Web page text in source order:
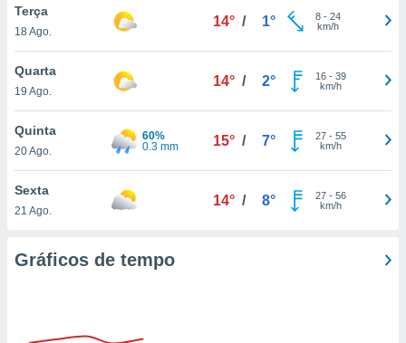
Terça
18 Ago.
14° / 1° 8- 24
km/h
Quarta
19 Ago.
14° / 2° 16- 39
km/h
Quinta
20 Ago.
60%
0.3 mm
15° / 7° 27- 55
km/h
Sexta
21 Ago.
14° / 8° 27- 56
km/h
Gráficos de tempo